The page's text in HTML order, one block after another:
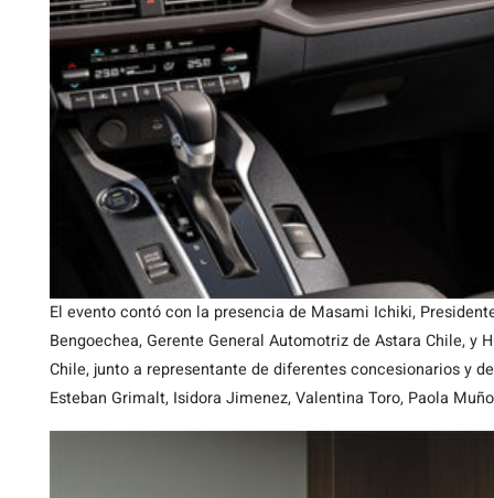
El evento contó con la presencia de Masami Ichiki,
Bengoechea, Gerente General Automotriz de Astara Chile, y
Chile, junto a representante de diferentes concesionarios y
Esteban Grimalt, Isidora Jimenez, Valentina Toro, Paola